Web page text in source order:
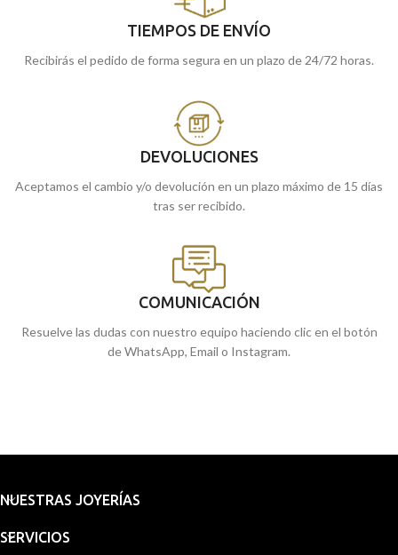
TIEMPOS DE ENVÍO
Recibirás el pedido de forma segura en un plazo de 24/72 horas.
DEVOLUCIONES
Aceptamos el cambio y/o devolución en un plazo máximo de 15 días
tras ser recibido.
COMUNICACIÓN
Resuelve las dudas con nuestro equipo haciendo clic en el botón
de WhatsApp, Email o Instagram.
NUESTRAS JOYERÍAS
SERVICIOS